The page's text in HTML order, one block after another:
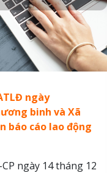
ngày
binh và Xã
báo cáo lao động
ngày 14 tháng 12